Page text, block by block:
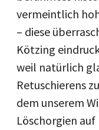
vermeintlich
– diese
Kötzing
weil natürlich
Retuschierens
dem unserem
Löschorgien